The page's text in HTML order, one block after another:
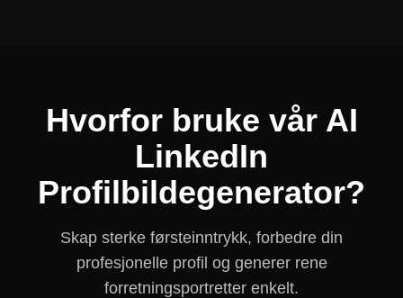
Hvorfor bruke vår AI
LinkedIn
Profilbildegenerator?
Skap sterke førsteinntrykk, forbedre din
profesjonelle profil og generer rene
forretningsportretter enkelt.